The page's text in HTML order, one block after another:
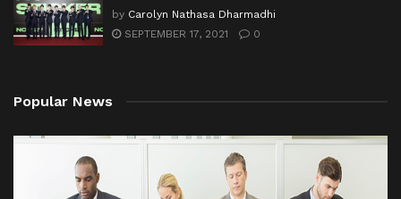
by Carolyn Nathasa Dharmadhi
SEPTEMBER 17, 2021
0
Popular News